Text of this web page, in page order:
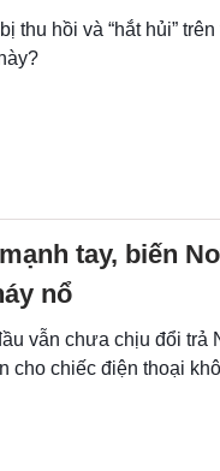
thu hồi và “hắt hủi”
tay, biến
nổ
vẫn chưa chịu đổi trả
cho chiếc điện thoại